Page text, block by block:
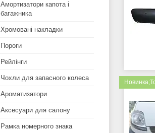
Амортизатори капота і
багажника
Хромовані накладки
Пороги
Рейлінги
Чохли для запасного колеса
Ароматизатори
Аксесуари для салону
Рамка номерного знака